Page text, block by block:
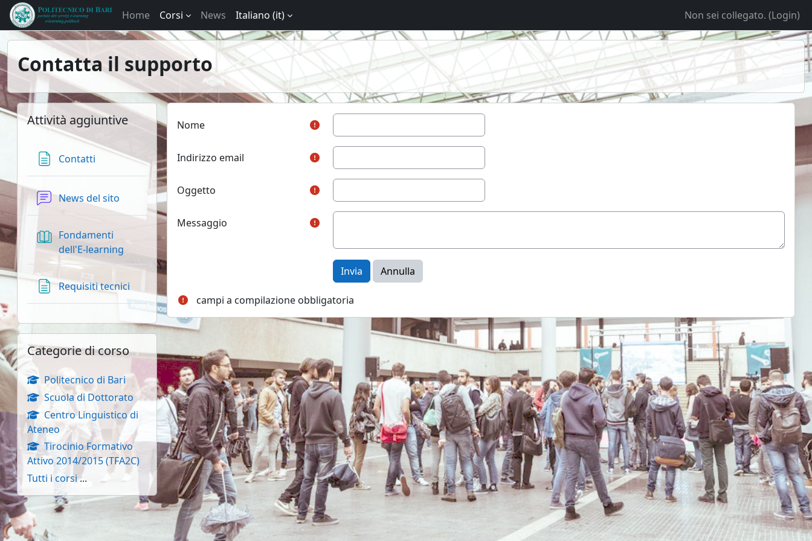
Vai al contenuto principale
Home Corsi News Italiano ‎(it)‎ Non sei collegato. (Login)
Contatta il supporto
Nome
Indirizzo email
Oggetto
Messaggio
campi a compilazione obbligatoria
Blocchi
Salta Attività aggiuntive
Attività aggiuntive
Contatti Pagina
News del sito Forum
Fondamenti
dell'E-learning
Requisiti tecnici
Salta Categorie di corso
Categorie di corso
Politecnico di Bari
Scuola di Dottorato
Centro Linguistico di
Ateneo
Tirocinio Formativo
Attivo 2014/2015 (TFA2C)
Tutti i corsi...